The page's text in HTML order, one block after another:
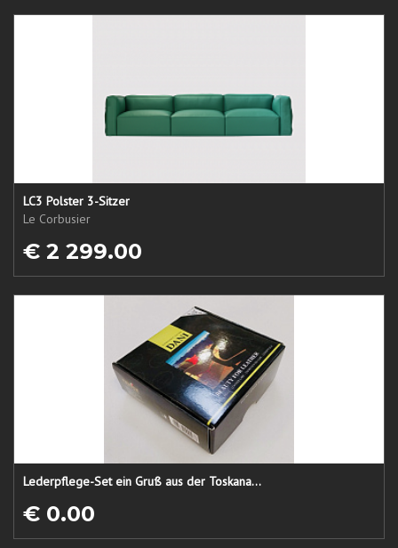
LC3 Polster 3-Sitzer
Le Corbusier
€ 2 299.00
Lederpflege-Set ein Gruß aus der Toskana...
€ 0.00